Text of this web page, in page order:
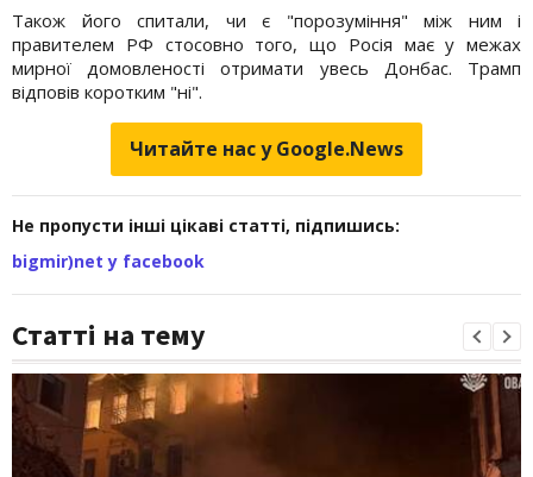
Також його спитали, чи є "порозуміння" між ним і
правителем РФ стосовно того, що Росія має у межах
мирної домовленості отримати увесь Донбас. Трамп
відповів коротким "ні".
Читайте нас у Google.News
Не пропусти інші цікаві статті, підпишись:
bigmir)net у facebook
Статті на тему